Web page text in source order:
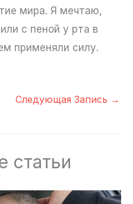
мира. Я мечтаю,
с пеной у рта в
применяли силу.
Следующая Запись →
статьи